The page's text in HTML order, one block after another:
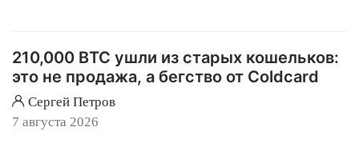
210,000 BTC ушли из старых кошельков:
это не продажа, а бегство от Coldcard
Сергей Петров
7 августа 2026